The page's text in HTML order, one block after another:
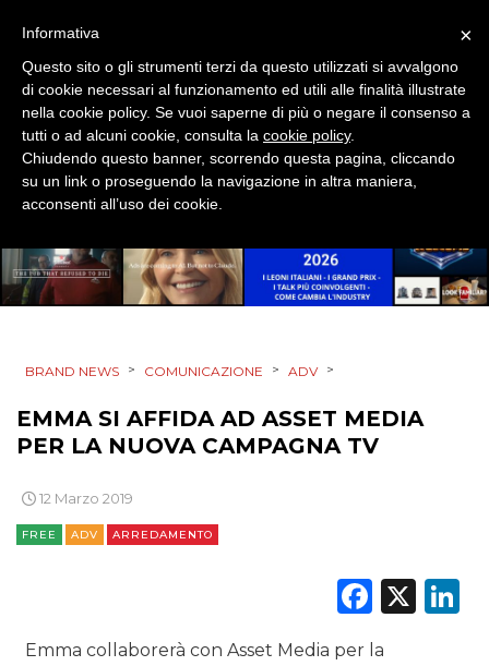
PRODOTTI
PUNTI VENDITA
CSR
STRATEGIE
CINEMA
ESTERNA
RADIO / AUDIO
BRAND NEWS > COMUNICAZIONE > ADV >
EMMA SI AFFIDA AD ASSET MEDIA
PER LA NUOVA CAMPAGNA TV
12 Marzo 2019
FREE ADV ARREDAMENTO
X
Emma collaborerà con Asset Media per la
×
Informativa
Questo sito o gli strumenti terzi da questo utilizzati si avvalgono
di cookie necessari al funzionamento ed utili alle finalità illustrate
nella cookie policy. Se vuoi saperne di più o negare il consenso a
tutti o ad alcuni cookie, consulta la cookie policy.
Chiudendo questo banner, scorrendo questa pagina, cliccando
su un link o proseguendo la navigazione in altra maniera,
acconsenti all’uso dei cookie.